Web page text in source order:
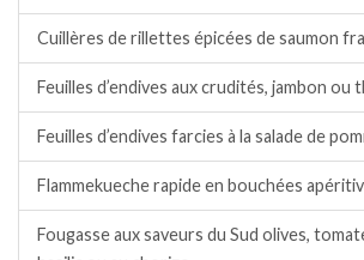
Cuillères de rillettes épicées de saumon
Feuilles d’endives aux crudités, jambon ou
Feuilles d’endives farcies à la salade de
Flammekueche rapide en bouchées
Fougasse aux saveurs du Sud olives,